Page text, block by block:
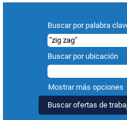
Buscar por palabra
Buscar por ubicación
Mostrar más opciones